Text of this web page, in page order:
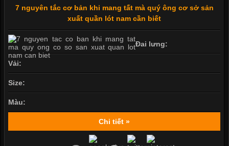
7 nguyên tắc cơ bản khi mang tất mà quý ông cơ sở sản
xuất quần lót nam cần biết
Đai lưng:
Vải:
Size:
Màu:
Chi tiết »